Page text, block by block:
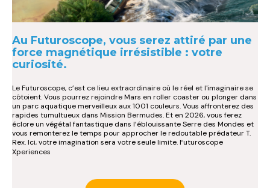
Au Futuroscope, vous serez attiré par une
force magnétique irrésistible : votre
curiosité.
Le Futuroscope, c’est ce lieu extraordinaire où le réel et l'imaginaire se
côtoient. Vous pourrez rejoindre Mars en roller coaster ou plonger dans
un parc aquatique merveilleux aux 1001 couleurs. Vous affronterez des
rapides tumultueux dans Mission Bermudes. Et en 2026, vous ferez
éclore un végétal fantastique dans l’éblouissante Serre des Mondes et
vous remonterez le temps pour approcher le redoutable prédateur T.
Rex. Ici, votre imagination sera votre seule limite. Futuroscope
Xperiences